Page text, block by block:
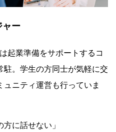
ャー
起業準備をサポートするコ
駐。学生の方同士が気軽に交
ニティ運営も行っていま
方に話せない」